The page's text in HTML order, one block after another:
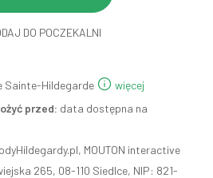
DO POCZEKALNI
Sainte-Hildegarde
więcej
przed: data dostępna na
MOUTON interactive
265, 08-110 Siedlce, NIP: 821-